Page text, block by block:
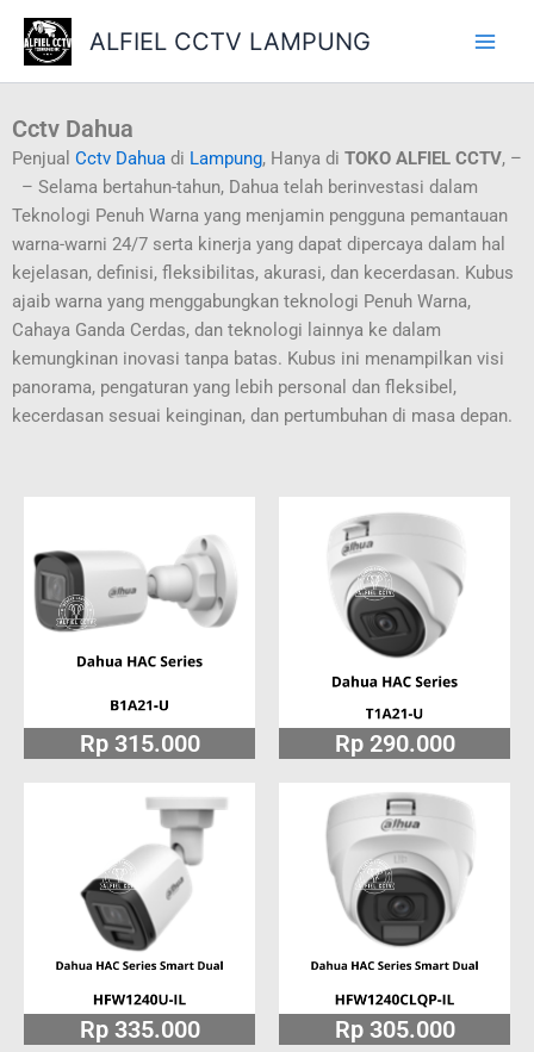
Skip
content
ALFIEL CCTV LAMPUNG
Cctv Dahua
Penjual Cctv Dahua di Lampung, Hanya di TOKO ALFIEL CCTV, –
– Selama bertahun-tahun, Dahua telah berinvestasi dalam
Teknologi Penuh Warna yang menjamin pengguna pemantauan
warna-warni 24/7 serta kinerja yang dapat dipercaya dalam hal
kejelasan, definisi, fleksibilitas, akurasi, dan kecerdasan. Kubus
ajaib warna yang menggabungkan teknologi Penuh Warna,
Cahaya Ganda Cerdas, dan teknologi lainnya ke dalam
kemungkinan inovasi tanpa batas. Kubus ini menampilkan visi
panorama, pengaturan yang lebih personal dan fleksibel,
kecerdasan sesuai keinginan, dan pertumbuhan di masa depan.
Rp 315.000 Rp 290.000
Rp 335.000 Rp 305.000